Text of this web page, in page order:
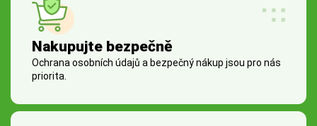
Nakupujte bezpečně
Ochrana osobních údajů a bezpečný nákup jsou pro nás
priorita.